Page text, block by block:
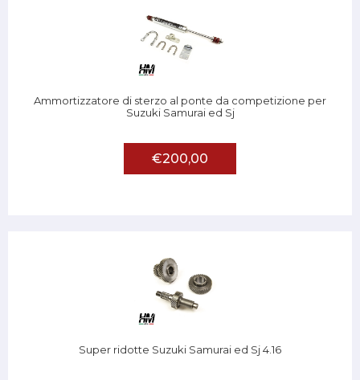
Ammortizzatore di sterzo al ponte da competizione per
Suzuki Samurai ed Sj
€200,00
Super ridotte Suzuki Samurai ed Sj 4.16